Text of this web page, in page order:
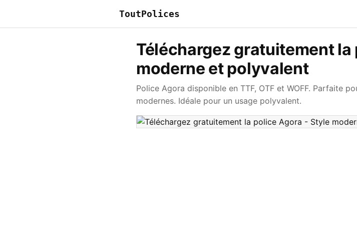
ToutPolices
Téléchargez gratuitement
moderne et polyvalent
Police Agora disponible en TTF, OTF et WOFF. Parfaite
modernes. Idéale pour un usage polyvalent.